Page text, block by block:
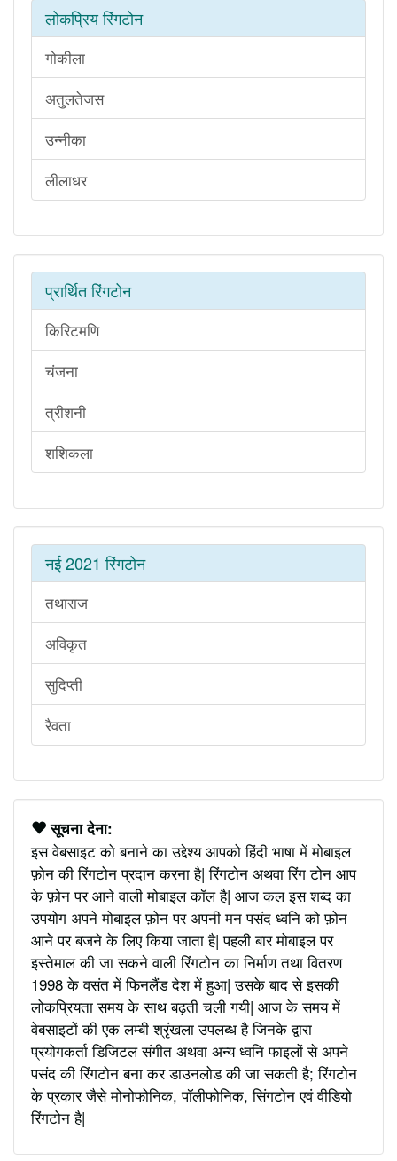
लोकप्रिय रिंगटोन
गोकीला
अतुलतेजस
उन्नीका
लीलाधर
प्रार्थित रिंगटोन
किरिटमणि
चंजना
त्रीशनी
शशिकला
नई 2021 रिंगटोन
तथाराज
अविकृत
सुदिप्ती
रैवता
सूचना देना:
इस वेबसाइट को बनाने का उद्देश्य आपको हिंदी भाषा में मोबाइल
फ़ोन की रिंगटोन प्रदान करना है| रिंगटोन अथवा रिंग टोन आप
के फ़ोन पर आने वाली मोबाइल कॉल है| आज कल इस शब्द का
उपयोग अपने मोबाइल फ़ोन पर अपनी मन पसंद ध्वनि को फ़ोन
आने पर बजने के लिए किया जाता है| पहली बार मोबाइल पर
इस्तेमाल की जा सकने वाली रिंगटोन का निर्माण तथा वितरण
1998 के वसंत में फिनलैंड देश में हुआ| उसके बाद से इसकी
लोकप्रियता समय के साथ बढ़ती चली गयी| आज के समय में
वेबसाइटों की एक लम्बी श्रृंखला उपलब्ध है जिनके द्वारा
प्रयोगकर्ता डिजिटल संगीत अथवा अन्य ध्वनि फाइलों से अपने
पसंद की रिंगटोन बना कर डाउनलोड की जा सकती है; रिंगटोन
के प्रकार जैसे मोनोफोनिक, पॉलीफोनिक, सिंगटोन एवं वीडियो
रिंगटोन है|